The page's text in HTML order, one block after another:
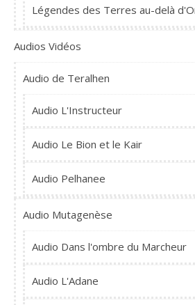
Légendes des Terres au-delà
Audios Vidéos
Audio de Teralhen
Audio L'Instructeur
Audio Le Bion et le Kair
Audio Pelhanee
Audio Mutagenèse
Audio Dans l'ombre du Marcheur
Audio L'Adane